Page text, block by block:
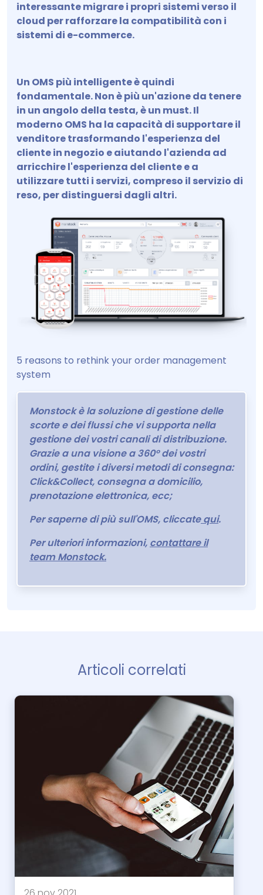
interessante migrare i propri sistemi verso il
cloud per rafforzare la compatibilità con i
sistemi di e-commerce.
Un OMS più intelligente è quindi
fondamentale. Non è più un'azione da tenere
in un angolo della testa, è un must. Il
moderno OMS ha la capacità di supportare il
venditore trasformando l'esperienza del
cliente in negozio e aiutando l'azienda ad
arricchire l'esperienza del cliente e a
utilizzare tutti i servizi, compreso il servizio di
reso, per distinguersi dagli altri.
5 reasons to rethink your order management
system
Monstock è la soluzione di gestione delle
scorte e dei flussi che vi supporta nella
gestione dei vostri canali di distribuzione.
Grazie a una visione a 360° dei vostri
ordini, gestite i diversi metodi di consegna:
Click&Collect, consegna a domicilio,
prenotazione elettronica, ecc;
Per saperne di più sull'OMS, cliccatequi.
Per ulteriori informazioni, contattare il
team Monstock.
Articoli correlati